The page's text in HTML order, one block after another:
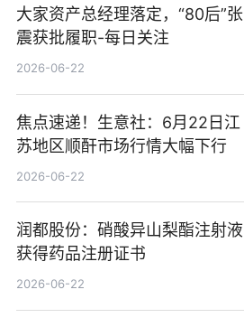
大家资产总经理落定，“80后”张
震获批履职-每日关注
2026-06-22
焦点速递！生意社：6月22日江
苏地区顺酐市场行情大幅下行
2026-06-22
润都股份：硝酸异山梨酯注射液
获得药品注册证书
2026-06-22